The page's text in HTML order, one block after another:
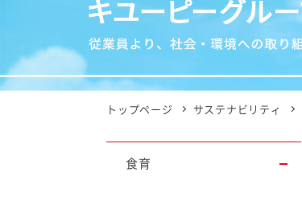
食育
トップページ サステナビリティ